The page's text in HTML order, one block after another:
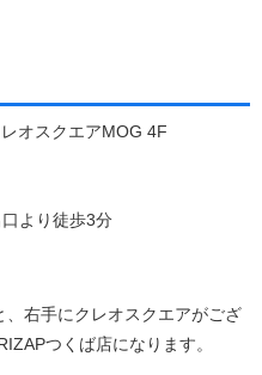
オスクエアMOG 4F
より徒歩3分
、右手にクレオスクエアがござ
つくば店になります。